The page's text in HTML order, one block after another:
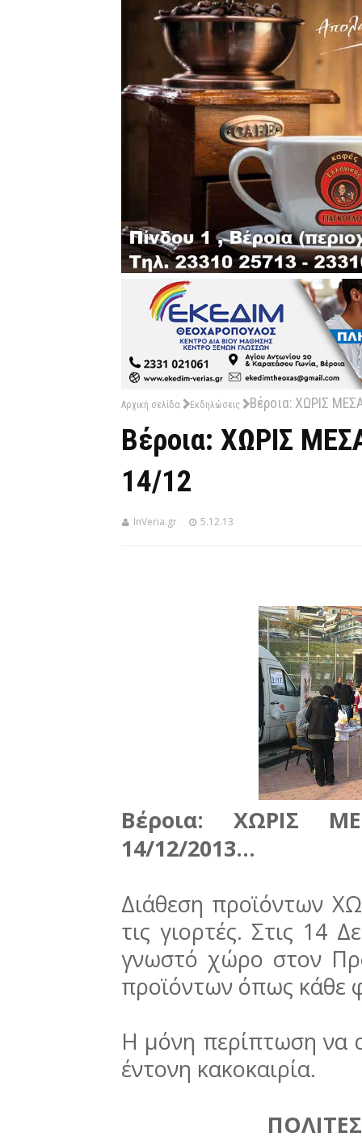
Αρχική σελίδα Εκδηλώσεις Βέροια: ΧΩΡΙΣ
Βέροια: ΧΩΡΙΣ
14/12
InVeria.gr 5.12.13
Βέροια: ΧΩΡΙΣ
14/12/2013...
Διάθεση προϊόντων
τις γιορτές. Στις 14
γνωστό χώρο στον
προϊόντων όπως κάθε
Η μόνη περίπτωση να
έντονη κακοκαιρία.